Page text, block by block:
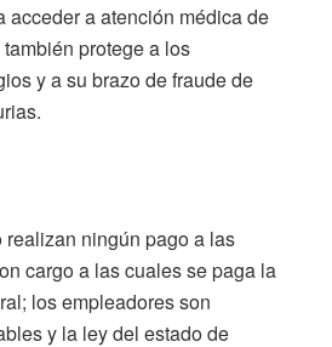
acceder a atención médica de
protege a los
y a su brazo de fraude de
realizan ningún pago a las
cargo a las cuales se paga la
los empleadores son
y la ley del estado de